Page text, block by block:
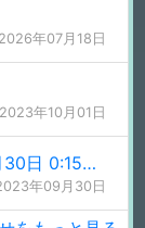
2026年07月18日
2023年10月01日
緊急メンテナンス実施のお知らせ（9月30日 0:15更新）
年09月30日